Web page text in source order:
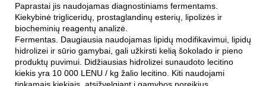
Paprastai jis naudojamas diagnostiniams fermentams.
Kiekybinė trigliceridų, prostaglandinų esterių, lipolizės ir
biocheminių reagentų analizė.
Fermentas. Daugiausia naudojamas lipidų modifikavimui, lipidų
hidrolizei ir sūrio gamybai, gali užkirsti kelią šokolado ir pieno
produktų puvimui. Didžiausias hidrolizei sunaudoto lecitino
kiekis yra 10 000 LENU / kg žalio lecitino. Kiti naudojami
tinkamais kiekiais, atsižvelgiant į gamybos poreikius.